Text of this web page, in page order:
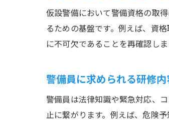
仮設警備において警備資格の取
るための基盤です。例えば、資
に不可欠であることを再確認しま
警備員に求められる研修
警備員は法律知識や緊急対応、
止に繋がります。例えば、危険